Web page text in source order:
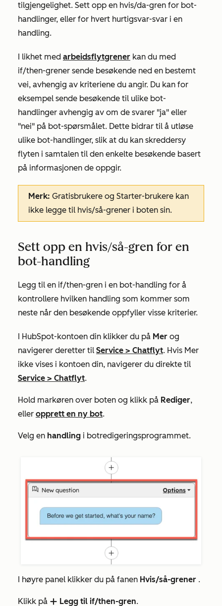
tilgjengelighet. Sett opp en hvis/da-gren for bot-
handlinger, eller for hvert hurtigsvar-svar i en
handling.
I likhet med arbeidsflytgrener kan du med
if/then-grener sende besøkende ned en bestemt
vei, avhengig av kriteriene du angir. Du kan for
eksempel sende besøkende til ulike bot-
handlinger avhengig av om de svarer "ja" eller
"nei" på bot-spørsmålet. Dette bidrar til å utløse
ulike bot-handlinger, slik at du kan skreddersy
flyten i samtalen til den enkelte besøkende basert
på informasjonen de oppgir.
Merk: Gratisbrukere og Starter-brukere kan
ikke legge til hvis/så-grener i boten sin.
Sett opp en hvis/så-gren for en
bot-handling
Legg til en if/then-gren i en bot-handling for å
kontrollere hvilken handling som kommer som
neste når den besøkende oppfyller visse kriterier.
I HubSpot-kontoen din klikker du på Mer og
navigerer deretter til Service > Chatflyt. Hvis Mer
ikke vises i kontoen din, navigerer du direkte til
Service > Chatflyt.
Hold markøren over boten og klikk på Rediger,
eller opprett en ny bot.
Velg en handling i botredigeringsprogrammet.
I høyre panel klikker du på fanen Hvis/så-grener .
Klikk på add Legg til if/then-gren.